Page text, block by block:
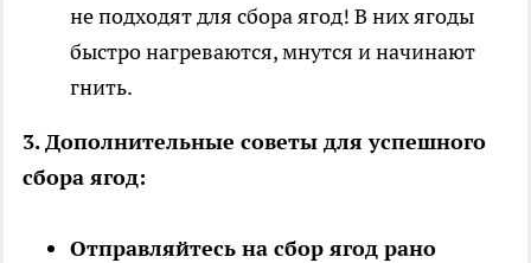
не подходят для сбора ягод! В них ягоды
быстро нагреваются, мнутся и начинают
гнить.
3. Дополнительные советы для успешного
сбора ягод:
Отправляйтесь на сбор ягод рано